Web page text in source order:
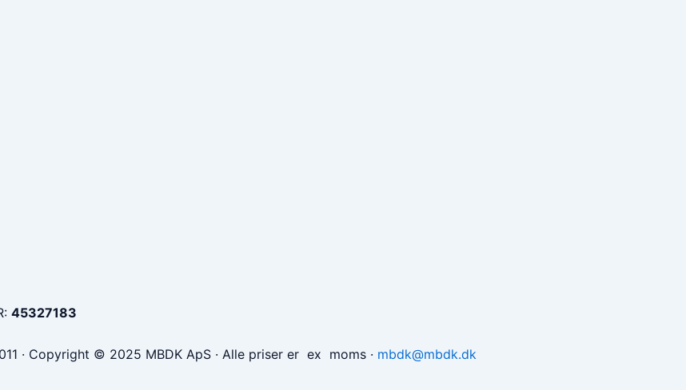
45327183
· Copyright © 2025 MBDK ApS · Alle priser er ex moms · mbdk@mbdk.dk